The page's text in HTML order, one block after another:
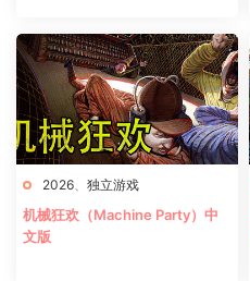
2026 独立游戏
机械狂欢（Machine Party）中
文版